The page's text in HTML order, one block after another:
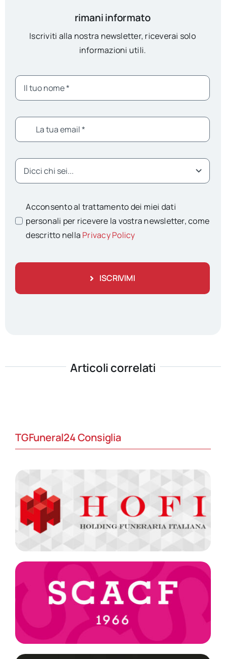
rimani informato
Iscriviti alla nostra newsletter, riceverai solo
informazioni utili.
Acconsento al trattamento dei miei dati
personali per ricevere la vostra newsletter, come
descritto nella Privacy Policy
ISCRIVIMI
Articoli correlati
TGFuneral24 Consiglia